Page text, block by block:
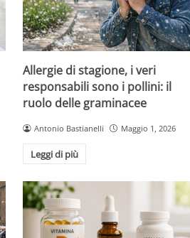
Allergie di stagione, i veri
responsabili sono i pollini: il
ruolo delle graminacee
Antonio Bastianelli Maggio 1, 2026
Leggi di più